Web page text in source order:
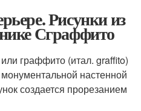
Рисунки из
Сграффито
граффито (итал. graffito)
настенной
создается прорезанием